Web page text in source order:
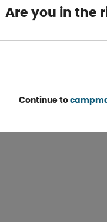
Are you in the
Continue to